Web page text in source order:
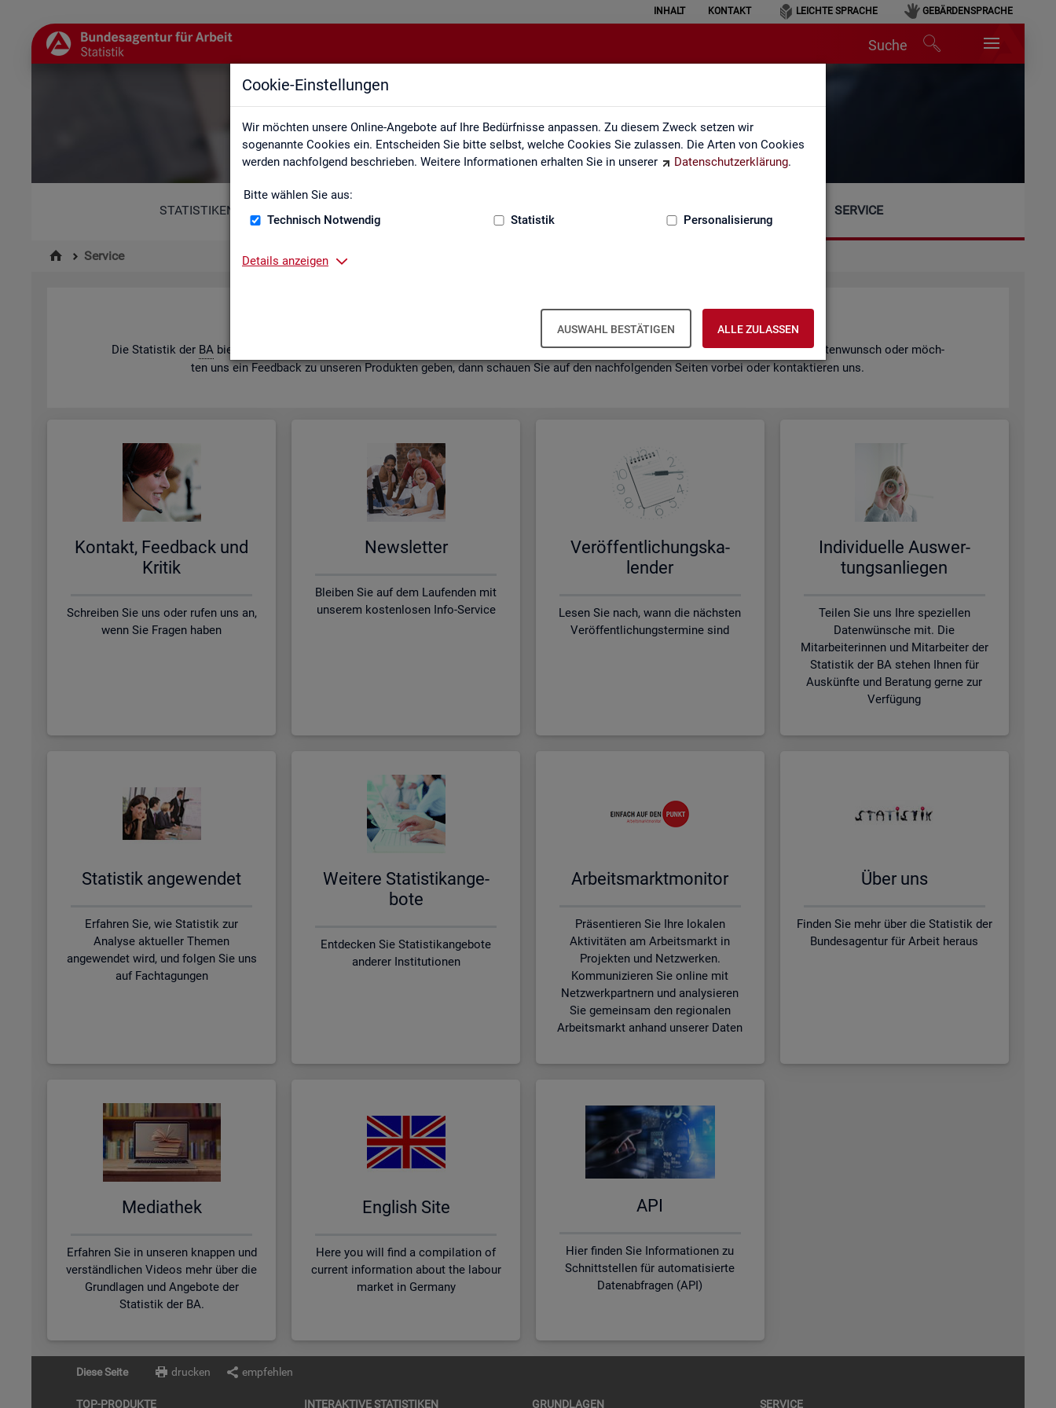
Cookie-Einstellungen
Wir möchten unsere Online-Angebote auf Ihre Bedürfnisse anpassen. Zu diesem Zweck setzen wir
sogenannte Cookies ein. Entscheiden Sie bitte selbst, welche Cookies Sie zulassen. Die Arten von Cookies
werden nachfolgend beschrieben. Weitere Informationen erhalten Sie in unserer
Datenschutzerklärung.
Bitte wählen Sie aus:
Technisch Notwendig
Statistik Personalisierung
Details anzeigen
AUSWAHL BESTÄTIGEN ALLE ZULASSEN
INHALT KONTAKT LEICHTE SPRACHE GEBÄRDENSPRACHE
Suche
Service
STATISTIKEN SERVICE
Service
Ser­vice
Die Sta­tis­tik der BAbie­tet ein brei­tes An­ge­bot an Pro­duk­ten und Son­der­aus­wer­tung (nachBe­darf). Haben Sie Fra­gen, einen spe­zi­el­len Da­ten­wunsch oder möch­
ten uns ein Feed­back zu un­se­ren Pro­duk­ten geben, dann schau­en Sie auf den nach­fol­gen­den Sei­ten vor­bei oder kon­tak­tie­ren uns.
Kon­takt, Feed­back und
Kri­tik
Schreiben Sie uns oder rufen uns an,
wenn Sie Fragen haben
News­let­ter
Bleiben Sie auf dem Laufenden mit
unserem kostenlosen Info-Service
Ver­öf­fent­li­chungs­ka­
len­der
Lesen Sie nach, wann die nächsten
Veröffentlichungstermine sind
In­di­vi­du­el­le Aus­wer­
tungs­an­lie­gen
Teilen Sie uns Ihre speziellen
Datenwünsche mit. Die
Mitarbeiterinnen und Mitarbeiter der
Statistik der BA stehen Ihnen für
Auskünfte und Beratung gerne zur
Verfügung
Sta­tis­tik an­ge­wen­det
Erfahren Sie, wie Statistik zur
Analyse aktueller Themen
angewendet wird, und folgen Sie uns
auf Fachtagungen
Wei­te­re Sta­tis­tik­an­ge­
bo­te
Entdecken Sie Statistikangebote
anderer Institutionen
Ar­beits­markt­mo­ni­tor
Präsentieren Sie Ihre lokalen
Aktivitäten am Arbeitsmarkt in
Projekten und Netzwerken.
Kommunizieren Sie online mit
Netzwerkpartnern und analysieren
Sie gemeinsam den regionalen
Arbeitsmarkt anhand unserer Daten
Über uns
Finden Sie mehr über die Statistik der
Bundesagentur für Arbeit heraus
Me­dia­thek
Erfahren Sie in unseren knappen und
verständlichen Videos mehr über die
Grundlagen und Angebote der
Statistik der BA.
English Site
Here you will find a compilation of
current information about the labour
market in Germany
API
Hier finden Sie Informationen zu
Schnittstellen für automatisierte
Datenabfragen (API)
Diese Seite drucken empfehlen
TOP-PRO­DUK­TE IN­TER­AK­TI­VE STA­TIS­TI­KEN GRUND­LA­GEN SER­VICE